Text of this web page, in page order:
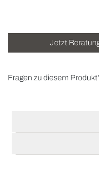
Jetzt
Fragen zu diesem